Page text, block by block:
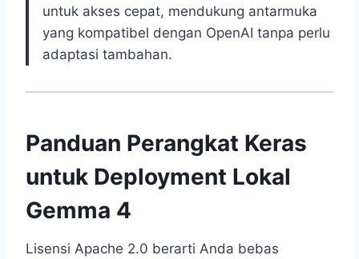
untuk akses cepat, mendukung antarmuka
yang kompatibel dengan OpenAI tanpa perlu
adaptasi tambahan.
Panduan Perangkat Keras
untuk Deployment Lokal
Gemma 4
Lisensi Apache 2.0 berarti Anda bebas